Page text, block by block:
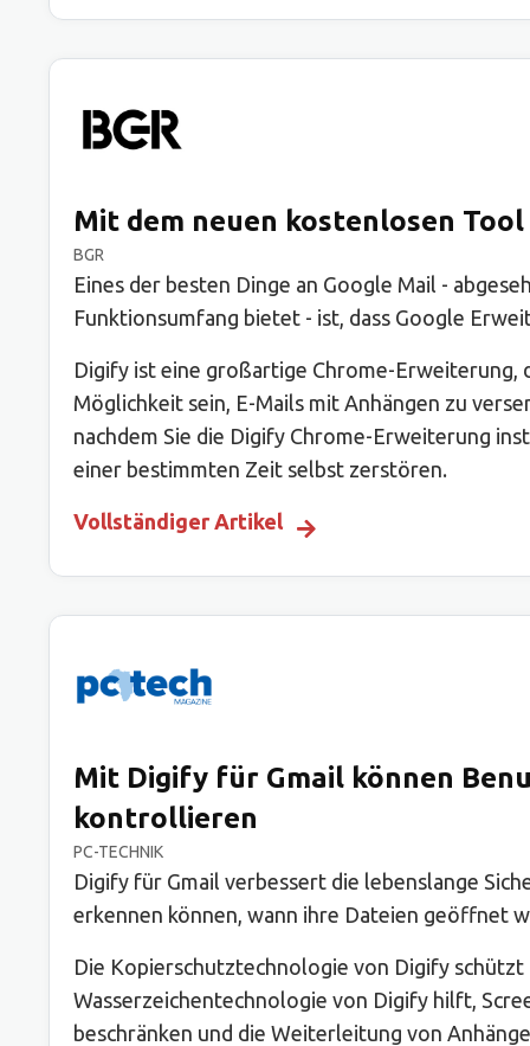
Mit dem neuen kostenlosen
BGR
Eines der besten Dinge an Google Mail -
Funktionsumfang bietet - ist, dass Google
Digify ist eine großartige Chrome-Erweiterung,
Möglichkeit sein, E-Mails mit Anhängen zu
nachdem Sie die Digify Chrome-Erweiterung
einer bestimmten Zeit selbst zerstören.
Vollständiger Artikel
Mit Digify für Gmail können
kontrollieren
PC-TECHNIK
Digify für Gmail verbessert die lebenslange
erkennen können, wann ihre Dateien geöffnet
Die Kopierschutztechnologie von Digify
Wasserzeichentechnologie von Digify hilft,
beschränken und die Weiterleitung von